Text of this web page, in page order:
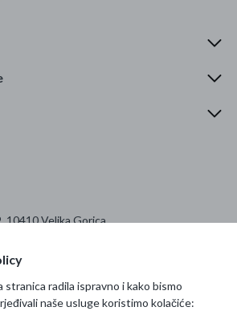
10410 Velika Gorica
Prati nas
stranica radila ispravno i kako bismo
naše usluge koristimo kolačiće: